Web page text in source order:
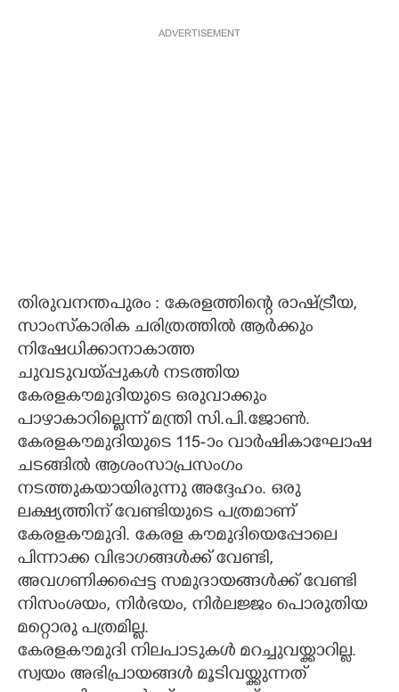
ADVERTISEMENT
തിരുവനന്തപുരം : കേരളത്തിന്റെ രാഷ്ട്രീയ,
സാംസ്‌കാരിക ചരിത്രത്തിൽ ആർക്കും
നിഷേധിക്കാനാകാത്ത
ചുവടുവയ്പ്പുകൾ നടത്തിയ
കേരളകൗമുദിയുടെ ഒരുവാക്കും
പാഴാകാറില്ലെന്ന് മന്ത്രി സി.പി.ജോൺ.
കേരളകൗമുദിയുടെ 115-ാം വാർഷികാഘോഷ
ചടങ്ങിൽ ആശംസാപ്രസംഗം
നടത്തുകയായിരുന്നു അദ്ദേഹം. ഒരു
ലക്ഷ്യത്തിന് വേണ്ടിയുടെ പത്രമാണ്
കേരളകൗമുദി. കേരള കൗമുദിയെപ്പോലെ
പിന്നാക്ക വിഭാഗങ്ങൾക്ക് വേണ്ടി,​
അവഗണിക്കപ്പെട്ട സമുദായങ്ങൾക്ക് വേണ്ടി
നിസംശയം, നിർഭയം, നിർലജ്ജം പൊരുതിയ
മറ്റൊരു പത്രമില്ല.
കേരളകൗമുദി നിലപാടുകൾ മറച്ചുവയ്ക്കാറില്ല.
സ്വയം അഭിപ്രായങ്ങൾ മൂടിവയ്ക്കുന്നത്